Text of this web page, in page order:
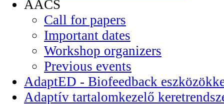
AACS
Call for papers
Important dates
Workshop organizers
Previous events
AdaptED - Biofeedback
Adaptív tartalomkezelő